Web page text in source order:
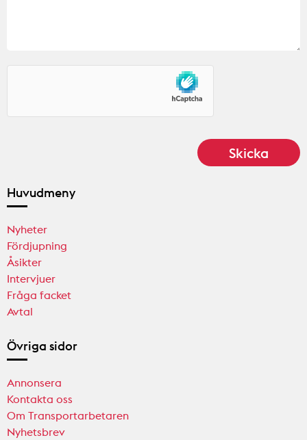
Huvudmeny
Nyheter
Fördjupning
Åsikter
Intervjuer
Fråga facket
Avtal
Övriga sidor
Annonsera
Kontakta oss
Om Transportarbetaren
Nyhetsbrev